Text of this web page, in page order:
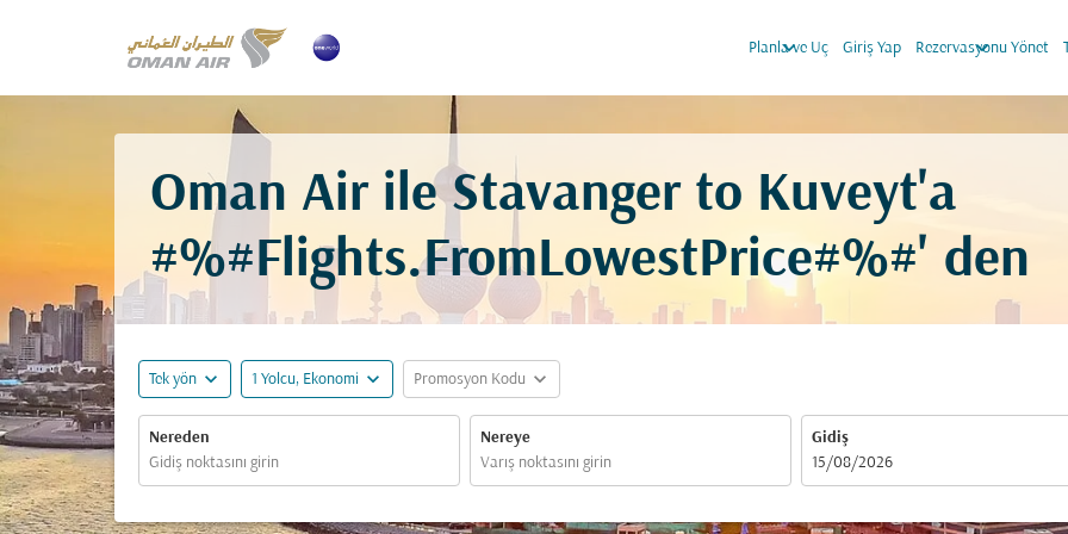
Planla ve Uç
keyboard_arrow_down Giriş Yap Rezervasyonu Yönet
keyboard_arrow_down
Oman Air ile Stavanger to Kuveyt'a
#%#Flights.FromLowestPrice#%#' den
Tek yön expand_more 1 Yolcu, Ekonomi expand_more Promosyon Kodu expand_more
Nereden Nereye
Gidiş
fc-booking-departure-date-aria-label
15/08/2026